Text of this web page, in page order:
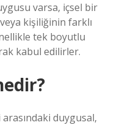
varsa, içsel bir
kişiliğinin farklı
tek boyutlu
kabul edilirler.
duygusal,